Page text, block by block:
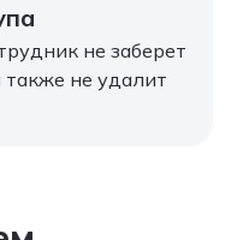
не заберет
также не удалит